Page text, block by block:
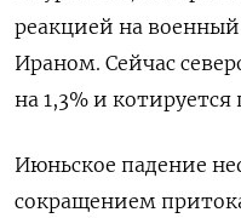
реакцией на
Ираном. Сейчас
на 1,3% и котируется
Июньское падение
сокращением